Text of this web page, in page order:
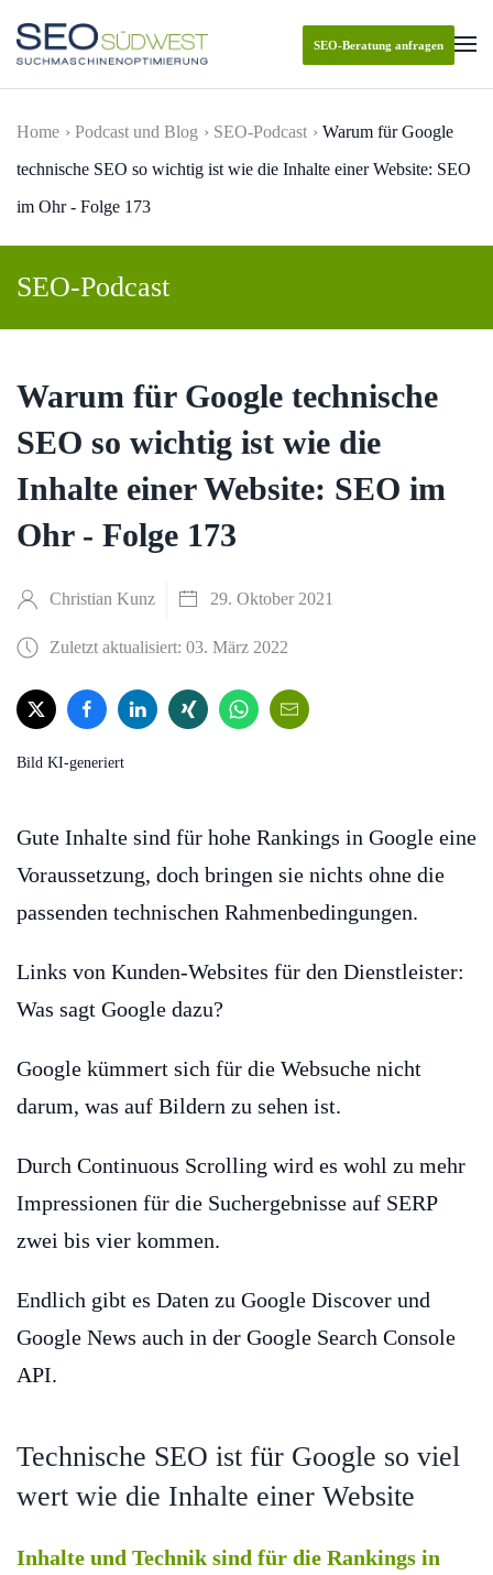
Skip to main content
SEO-Beratung anfragen
Home Podcast und Blog SEO-Podcast
Warum für Google
technische SEO so wichtig ist wie die Inhalte einer Website: SEO
im Ohr - Folge 173
SEO-Podcast
Warum für Google technische
SEO so wichtig ist wie die
Inhalte einer Website: SEO im
Ohr - Folge 173
Christian Kunz 29. Oktober 2021
Zuletzt aktualisiert: 03. März 2022
Bild KI-generiert
Gute Inhalte sind für hohe Rankings in Google eine
Voraussetzung, doch bringen sie nichts ohne die
passenden technischen Rahmenbedingungen.
Links von Kunden-Websites für den Dienstleister:
Was sagt Google dazu?
Google kümmert sich für die Websuche nicht
darum, was auf Bildern zu sehen ist.
Durch Continuous Scrolling wird es wohl zu mehr
Impressionen für die Suchergebnisse auf SERP
zwei bis vier kommen.
Endlich gibt es Daten zu Google Discover und
Google News auch in der Google Search Console
API.
Technische SEO ist für Google so viel
wert wie die Inhalte einer Website
Inhalte und Technik sind für die Rankings in